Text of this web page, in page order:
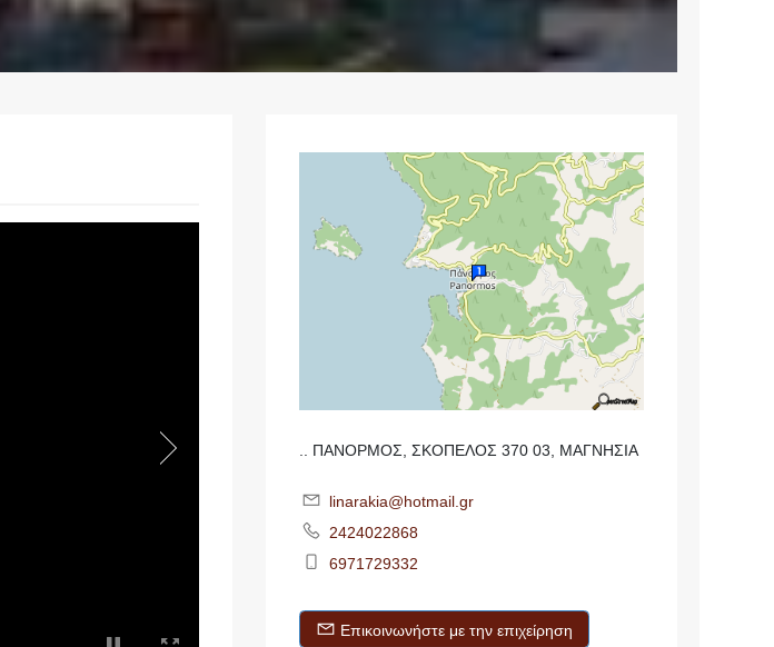
.. ΠΑΝΟΡΜΟΣ, ΣΚΟΠΕΛΟΣ 370 03, ΜΑΓΝΗΣΙΑ
linarakia@hotmail.gr
2424022868
6971729332
Επικοινωνήστε με την επιχείρηση